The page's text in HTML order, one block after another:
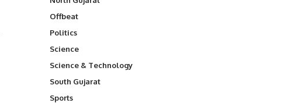
Offbeat
Politics
Science
Science & Technology
South Gujarat
Sports